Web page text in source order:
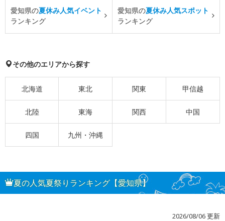
愛知県の夏休み人気イベント
ランキング
愛知県の夏休み人気スポット
ランキング
その他のエリアから探す
北海道 東北 関東 甲信越
北陸 東海 関西 中国
四国 九州・沖縄
夏の人気夏祭りランキング【愛知県】
2026/08/06 更新